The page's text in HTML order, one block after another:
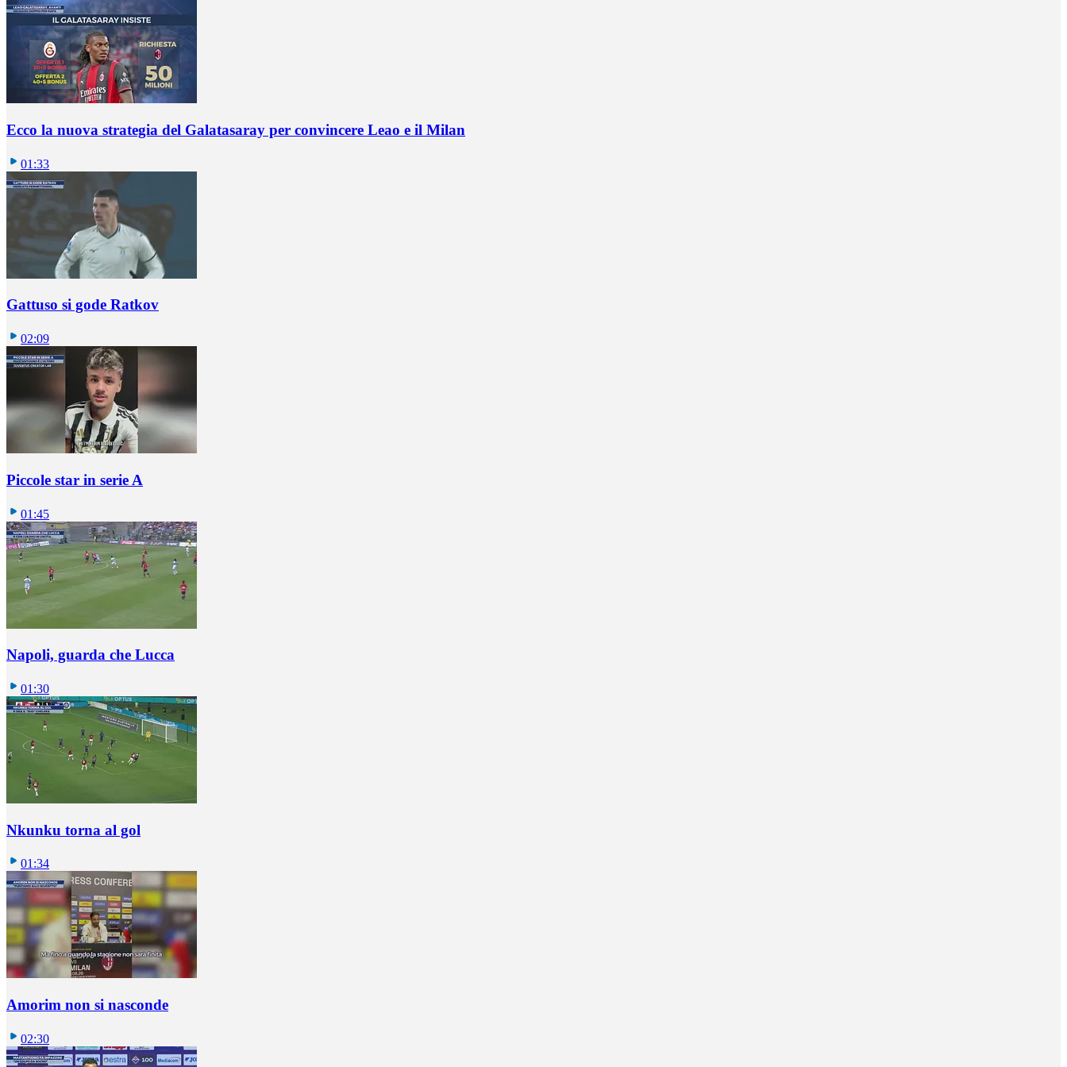
Ecco la nuova strategia del Galatasaray per convincere Leao e il Milan
01:33
Gattuso si gode Ratkov
02:09
Piccole star in serie A
01:45
Napoli, guarda che Lucca
01:30
Nkunku torna al gol
01:34
Amorim non si nasconde
02:30